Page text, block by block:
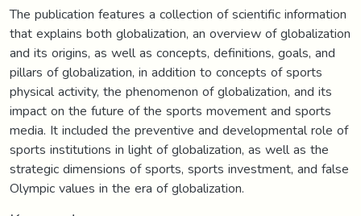
The publication features a collection of scientific information
that explains both globalization, an overview of globalization
and its origins, as well as concepts, definitions, goals, and
pillars of globalization, in addition to concepts of sports
physical activity, the phenomenon of globalization, and its
impact on the future of the sports movement and sports
media. It included the preventive and developmental role of
sports institutions in light of globalization, as well as the
strategic dimensions of sports, sports investment, and false
Olympic values in the era of globalization.